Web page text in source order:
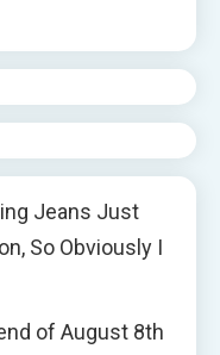
Jeans Just
So Obviously I
of August 8th